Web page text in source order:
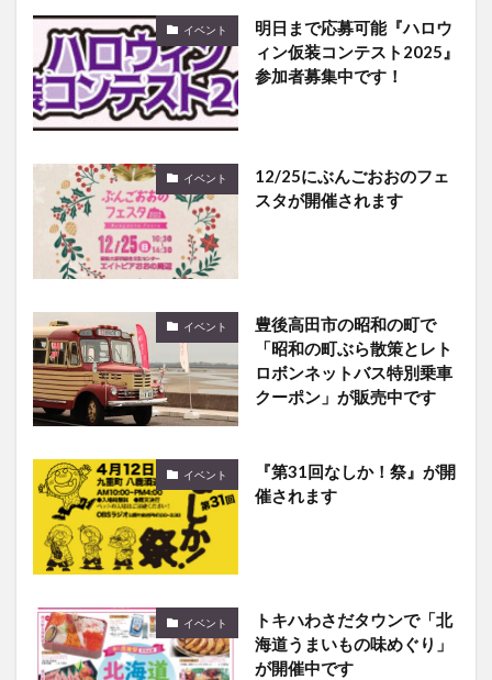
イベント
明日まで応募可能『ハロウ
ィン仮装コンテスト2025』
参加者募集中です！
イベント
12/25にぶんごおおのフェ
スタが開催されます
イベント
豊後高田市の昭和の町で
「昭和の町ぶら散策とレト
ロボンネットバス特別乗車
クーポン」が販売中です
イベント
『第31回なしか！祭』が開
催されます
イベント
トキハわさだタウンで「北
海道うまいもの味めぐり」
が開催中です